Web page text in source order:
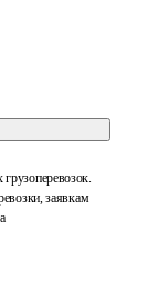
заявкам